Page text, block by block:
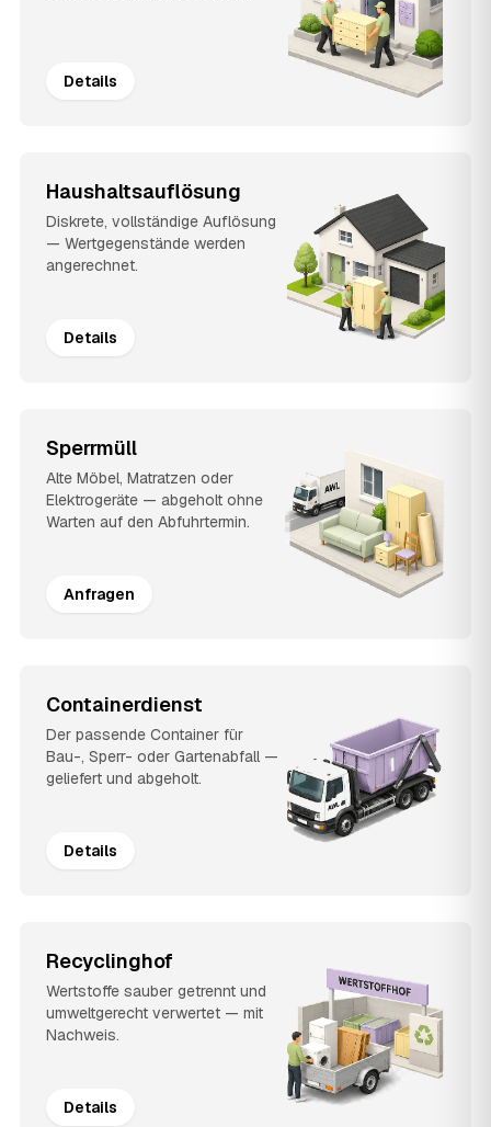
Details
Haushaltsauflösung
Diskrete, vollständige Auflösung
— Wertgegenstände werden
angerechnet.
Details
Sperrmüll
Alte Möbel, Matratzen oder
Elektrogeräte — abgeholt ohne
Warten auf den Abfuhrtermin.
Anfragen
Containerdienst
Der passende Container für
Bau-, Sperr- oder Gartenabfall —
geliefert und abgeholt.
Details
Recyclinghof
Wertstoffe sauber getrennt und
umweltgerecht verwertet — mit
Nachweis.
Details